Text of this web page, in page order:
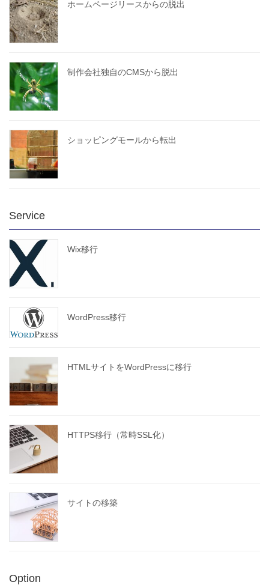
ホームページリースからの脱出
制作会社独自のCMSから脱出
ショッピングモールから転出
Service
Wix移行
WordPress移行
HTMLサイトをWordPressに移行
HTTPS移行（常時SSL化）
サイトの移築
Option